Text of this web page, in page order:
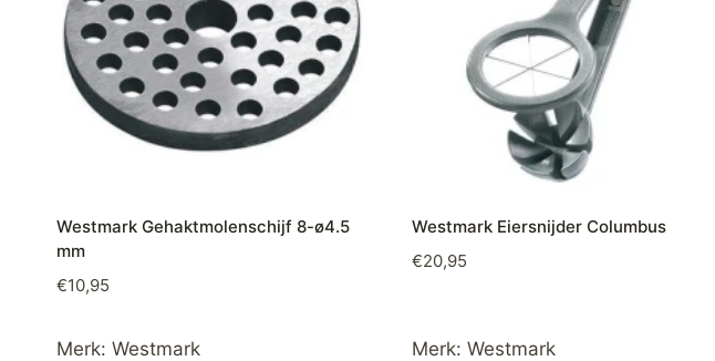
Westmark Gehaktmolenschijf 8-ø4.5
mm
€10,95
Merk: Westmark
Westmark Eiersnijder Columbus
€20,95
Merk: Westmark